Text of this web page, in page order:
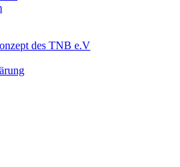
des TNB e.V